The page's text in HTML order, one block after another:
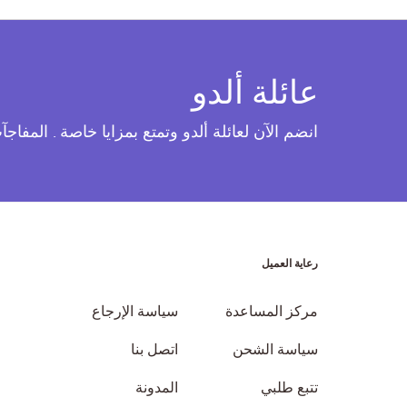
عائلة ألدو
انضم الآن لعائلة ألدو وتمتع بمزايا خاصة .
رعاية العميل
مركز المساعدة
سياسة الإرجاع
سياسة الشحن
اتصل بنا
تتبع طلبي
المدونة